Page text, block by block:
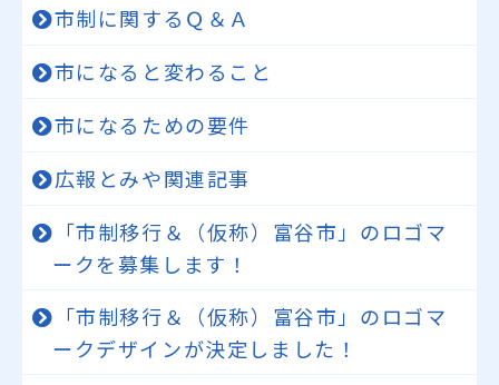
市制に関するＱ＆Ａ
市になると変わること
市になるための要件
広報とみや関連記事
「市制移行＆（仮称）富谷市」のロゴマ
ークを募集します！
「市制移行＆（仮称）富谷市」のロゴマ
ークデザインが決定しました！